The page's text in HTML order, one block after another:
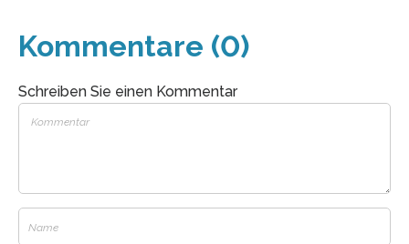
Kommentare (0)
Schreiben Sie einen Kommentar